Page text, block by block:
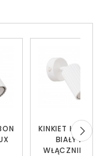
KINKIET KARBON
BIAŁY Z
WŁĄCZNIKIEM